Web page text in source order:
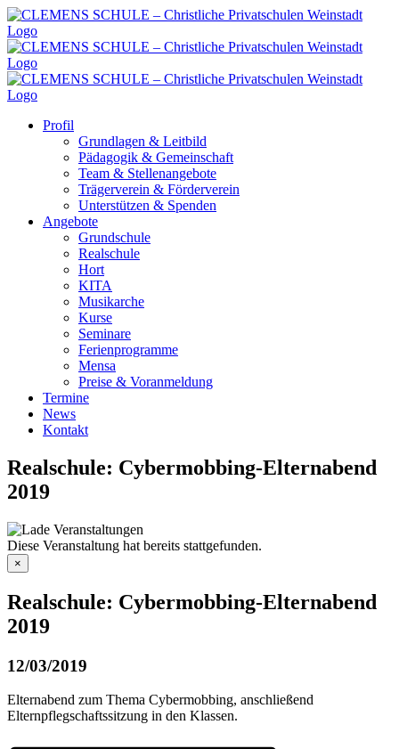
Zum
Inhalt
springen
Profil
Grundlagen & Leitbild
Pädagogik & Gemeinschaft
Team & Stellenangebote
Trägerverein & Förderverein
Unterstützen & Spenden
Angebote
Grundschule
Realschule
Hort
KITA
Musikarche
Kurse
Seminare
Ferienprogramme
Mensa
Preise & Voranmeldung
Termine
News
Kontakt
Realschule: Cybermobbing-Elternabend
2019
Diese Veranstaltung hat bereits stattgefunden.
×
Realschule: Cybermobbing-Elternabend
2019
12/03/2019
Elternabend zum Thema Cybermobbing, anschließend
Elternpflegschaftssitzung in den Klassen.